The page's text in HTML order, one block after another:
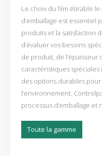
Le choix du film étirable
d’emballage est essentiel
produits et la satisfaction
d’évaluer vos besoins
de produit, de
caractéristiques
des options durables
l’environnement.
processus d’emballage
Toute la gamme